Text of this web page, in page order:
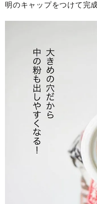
明のキャップをつけて完